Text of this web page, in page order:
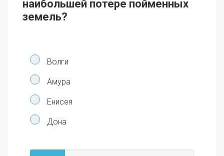
наибольшей потере пойменных
земель?
Волги
Амура
Енисея
Дона